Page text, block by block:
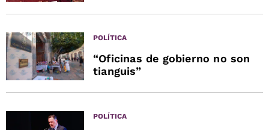
POLÍTICA
“Oficinas de gobierno no son
tianguis”
POLÍTICA